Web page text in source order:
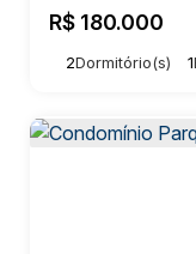
R$ 180.000
2Dormitório(s) 1